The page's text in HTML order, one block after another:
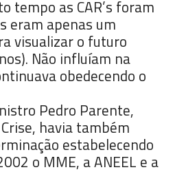
tempo as CAR’s foram
eram apenas um
visualizar o futuro
Não influíam na
obedecendo o
Pedro Parente,
havia também
estabelecendo
o MME, a ANEEL e a